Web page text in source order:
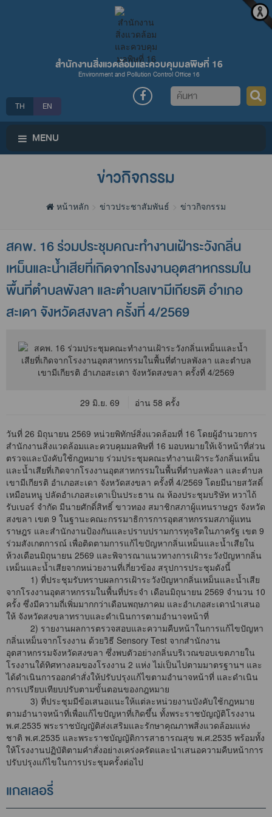
สำนักงานสิ่งแวดล้อมและควบคุมมลพิษที่ 16
Environment and Pollution Control Office 16
TH EN
ค้นหา
MENU
ข่าวกิจกรรม
หน้าหลัก ข่าวประชาสัมพันธ์ ข่าวกิจกรรม
สคพ. 16 ร่วมประชุมคณะทำงานเฝ้าระวังกลิ่น
เหม็นและน้ำเสียที่เกิดจากโรงงานอุตสาหกรรมใน
พื้นที่ตำบลพังลา และตำบลเขามีเกียรติ อำเภอ
สะเดา จังหวัดสงขลา ครั้งที่ 4/2569
29 มิ.ย. 69 อ่าน 58 ครั้ง
วันที่ 26 มิถุนายน 2569 หน่วยพิทักษ์สิ่งแวดล้อมที่ 16 โดยผู้อำนวยการ
สำนักงานสิ่งแวดล้อมและควบคุมมลพิษที่ 16 มอบหมายให้เจ้าหน้าที่ส่วน
ตรวจและบังคับใช้กฎหมาย ร่วมประชุมคณะทำงานเฝ้าระวังกลิ่นเหม็น
และน้ำเสียที่เกิดจากโรงงานอุตสาหกรรมในพื้นที่ตำบลพังลา และตำบล
เขามีเกียรติ อำเภอสะเดา จังหวัดสงขลา ครั้งที่ 4/2569 โดยมีนายสวัสดิ์
เหมือนหนู ปลัดอำเภอสะเดาเป็นประธาน ณ ห้องประชุมบริษัท หวาไถ้
รับเบอร์ จำกัด มีนายศักดิ์สิทธิ์ ขาวทอง สมาชิกสภาผู้แทนราษฎร จังหวัด
สงขลา เขต 9 ในฐานะคณะกรรมาธิการการอุตสาหกรรมสภาผู้แทน
ราษฎร และสำนักงานป้องกันและปราบปรามการทุจริตในภาครัฐ เขต 9
ร่วมสังเกตการณ์ เพื่อติดตามการแก้ไขปัญหากลิ่นเหม็นและน้ำเสียใน
ห้วงเดือนมิถุนายน 2569 และพิจารณาแนวทางการเฝ้าระวังปัญหากลิ่น
เหม็นและน้ำเสียจากหน่วยงานที่เกี่ยวข้อง สรุปการประชุมดังนี้
1) ที่ประชุมรับทราบผลการเฝ้าระวังปัญหากลิ่นเหม็นและน้ำเสีย
จากโรงงานอุตสาหกรรมในพื้นที่ประจำ เดือนมิถุนายน 2569 จำนวน 10
ครั้ง ซึ่งมีความถี่เพิ่มมากกว่าเดือนพฤษภาคม และอำเภอสะเดานำเสนอ
ให้ จังหวัดสงขลาทราบและดำเนินการตามอำนาจหน้าที่
2) รายงานผลการตรวจสอบและความคืบหน้าในการแก้ไขปัญหา
กลิ่นเหม็นจากโรงงาน ด้วยวิธี Sensory Test จากสำนักงาน
อุตสาหกรรมจังหวัดสงขลา ซึ่งพบตัวอย่างกลิ่นบริเวณขอบเขตภายใน
โรงงานใต้ทิศทางลมของโรงงาน 2 แห่ง ไม่เป็นไปตามมาตรฐานฯ และ
ได้ดำเนินการออกคำสั่งให้ปรับปรุงแก้ไขตามอำนาจหน้าที่ และดำเนิน
การเปรียบเทียบปรับตามขั้นตอนของกฎหมาย
3) ที่ประชุมมีข้อเสนอแนะให้แต่ละหน่วยงานบังคับใช้กฎหมาย
ตามอำนาจหน้าที่เพื่อแก้ไขปัญหาที่เกิดขึ้น ทั้งพระราชบัญญัติโรงงาน
พ.ศ.2535 พระราชบัญญัติส่งเสริมและรักษาคุณภาพสิ่งแวดล้อมแห่ง
ชาติ พ.ศ.2535 และพระราชบัญญัติการสาธารณสุข พ.ศ.2535 พร้อมทั้ง
ให้โรงงานปฏิบัติตามคำสั่งอย่างเคร่งครัดและนำเสนอความคืบหน้าการ
ปรับปรุงแก้ไขในการประชุมครั้งต่อไป
แกลเลอรี่